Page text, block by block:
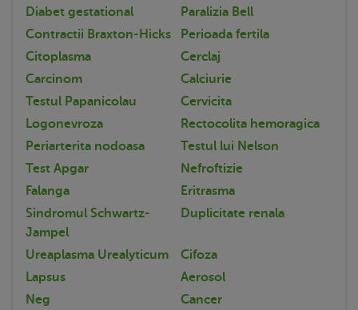
Diabet gestational
Paralizia Bell
Contractii Braxton-Hicks
Perioada fertila
Citoplasma
Cerclaj
Carcinom
Calciurie
Testul Papanicolau
Cervicita
Logonevroza
Rectocolita hemoragica
Periarterita nodoasa
Testul lui Nelson
Test Apgar
Nefroftizie
Falanga
Eritrasma
Sindromul Schwartz-
Jampel
Duplicitate renala
Ureaplasma Urealyticum
Cifoza
Lapsus
Aerosol
Neg
Cancer